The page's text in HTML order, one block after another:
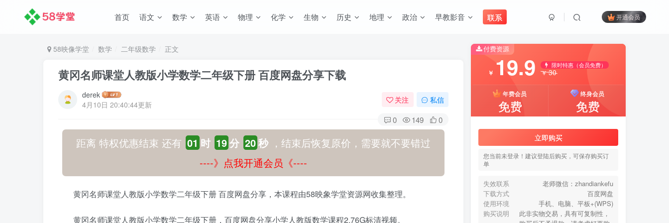
首页 语文 数学 英语 物理 化学 生物 历史 地理 政治 早教影音 联系 开通会员
58映像学堂 数学 二年级数学 正文
黄冈名师课堂人教版小学数学二年级下册 百度网盘分享下载
derek
4月10日 20:40:44更新
关注 私信
0 149 0
距离 特权优惠结束 还有 01 时 19分 19秒，结束后恢复原价，需要就不要错过
----》点我开通会员《----
黄冈名师课堂人教版小学数学二年级下册 百度网盘分享，本课程由58映象学堂资源网收集整理。
黄冈名师课堂人教版小学数学二年级下册，百度网盘分享小学人教版数学课程2.76G标清视频。
付费资源
￥ 19.9 限时特惠（会员免费）
￥30
年费会员
免费
终身会员
免费
立即购买
您当前未登录！建议登陆后购买，可保存购买订
单
失效联系
老师微信：zhandiankefu
下载方式
百度网盘
使用环境
手机、电脑、平板+(WPS)
购买说明
此非实物交易，具有可复制性，
搜索
开启精彩搜索
￥19.9 限时特惠（会员免费）
￥30
免费 免费
立即购买